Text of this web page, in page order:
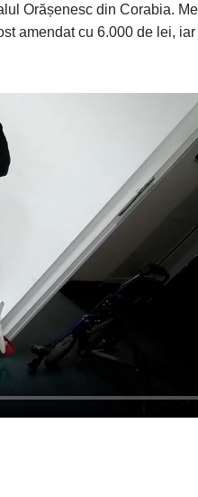
Orășenesc din Corabia.
amendat cu 6.000 de lei,